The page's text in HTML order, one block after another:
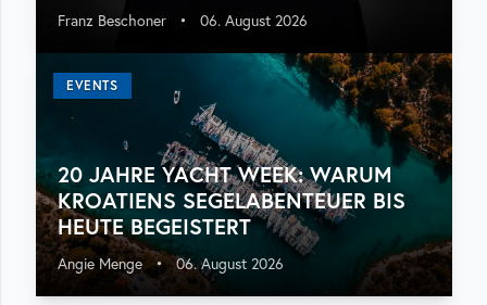
Franz Beschoner • 06. August 2026
EVENTS
20 JAHRE YACHT WEEK: WARUM
KROATIENS SEGELABENTEUER BIS
HEUTE BEGEISTERT
Angie Menge • 06. August 2026